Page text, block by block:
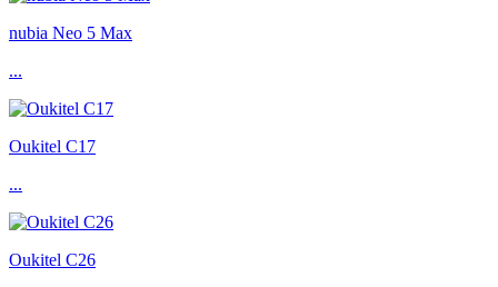
nubia Neo 5 Max
...
Oukitel C17
...
Oukitel C26